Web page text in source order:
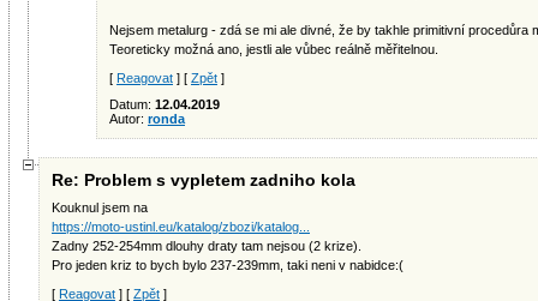
Nejsem metalurg - zdá se mi ale divné, že by takhle primitivní procedůra
Teoreticky možná ano, jestli ale vůbec reálně měřitelnou.
[ Reagovat ] [ Zpět ]
Datum: 12.04.2019
Autor: ronda
Re: Problem s vypletem zadniho kola
Kouknul jsem na
https://moto-ustinl.eu/katalog/zbozi/katalog...
Zadny 252-254mm dlouhy draty tam nejsou (2 krize).
Pro jeden kriz to bych bylo 237-239mm, taki neni v nabidce:(
[ Reagovat ] [ Zpět ]